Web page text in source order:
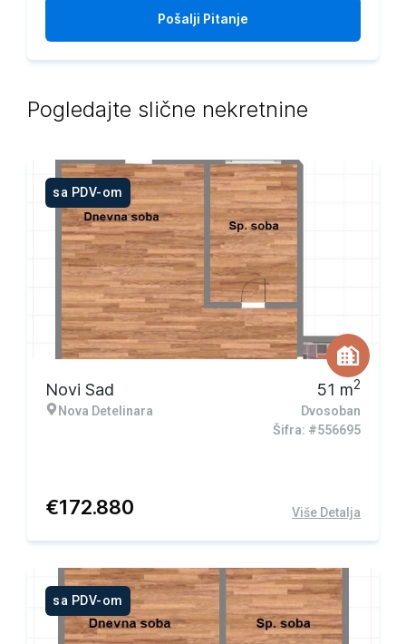
Pošalji Pitanje
Pogledajte slične nekretnine
sa PDV-om
Novi Sad
Nova Detelinara
51 m2
Dvosoban
Šifra: #556695
€172.880 Više Detalja
sa PDV-om